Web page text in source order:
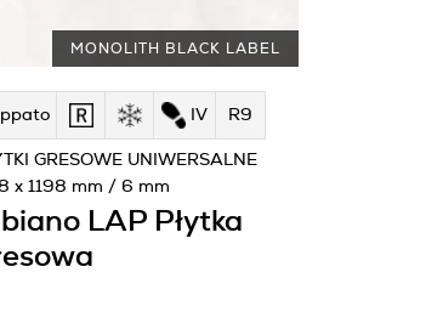
MONOLITH BLACK LABEL
IV R9
LAP Płytka
GRESOWE UNIWERSALNE
x 1198 mm / 6 mm